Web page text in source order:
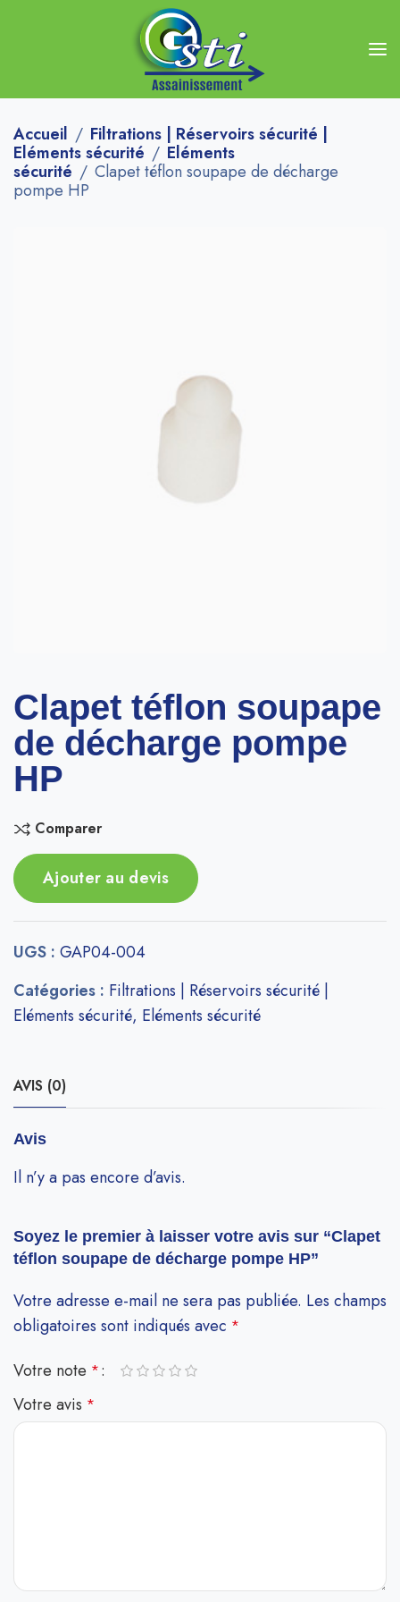
Accueil
Filtrations | Réservoirs sécurité |
Eléments sécurité
Eléments
sécurité
Clapet téflon soupape de décharge
pompe HP
Clapet téflon soupape
de décharge pompe
HP
Comparer
Ajouter au devis
UGS : GAP04-004
Catégories : Filtrations | Réservoirs sécurité |
Eléments sécurité, Eléments sécurité
AVIS (0)
Avis
Il n’y a pas encore d’avis.
Soyez le premier à laisser votre avis sur “Clapet
téflon soupape de décharge pompe HP”
Votre adresse e-mail ne sera pas publiée. Les champs
obligatoires sont indiqués avec *
Votre note *
Votre avis *